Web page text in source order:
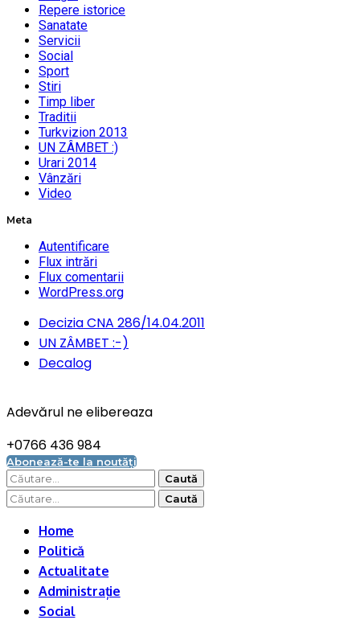
Repere istorice
Sanatate
Servicii
Social
Sport
Stiri
Timp liber
Traditii
Turkvizion 2013
UN ZÂMBET :)
Urari 2014
Vânzări
Video
Meta
Autentificare
Flux intrări
Flux comentarii
WordPress.org
Decizia CNA 286/14.04.2011
UN ZÂMBET :-)
Decalog
Adevărul ne elibereaza
+0766 436 984
Abonează-te la noutăți
Caută
după:
Caută
Home
Politică
Actualitate
Administrație
Social